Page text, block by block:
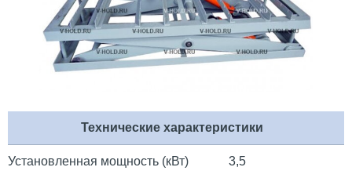
Технические характеристики
Установленная мощность (кВт) 3,5